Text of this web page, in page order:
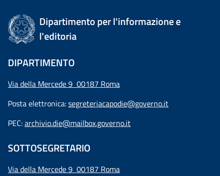
Dipartimento per l'informazione e
l'editoria
DIPARTIMENTO
Via della Mercede 9 00187 Roma
Posta elettronica:segreteriacapodie@governo.it
PEC:archivio.die@mailbox.governo.it
SOTTOSEGRETARIO
Via della Mercede 9 00187 Roma